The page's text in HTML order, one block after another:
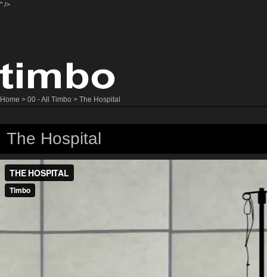
" />
Home > 00 - All Timbo > The Hospital
The Hospital